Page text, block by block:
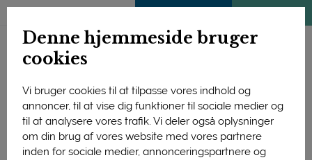
Denne hjemmeside bruger
cookies
Vi bruger cookies til at tilpasse vores indhold og
annoncer, til at vise dig funktioner til sociale medier og
til at analysere vores trafik. Vi deler også oplysninger
om din brug af vores website med vores partnere
inden for sociale medier, annonceringspartnere og
Forside Forskning og uddannelse
Forskning
Afsluttede projekter
Sundhed & Ernæring
1995
Ernæringsmæssig optimering af mælkefedt